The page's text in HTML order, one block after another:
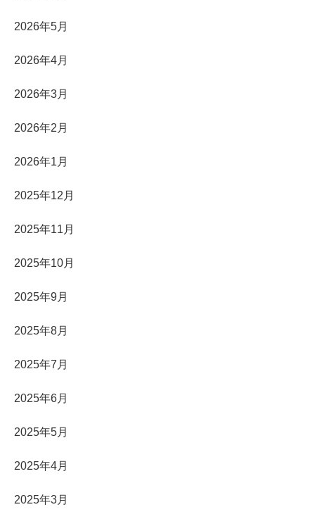
2026年5月
2026年4月
2026年3月
2026年2月
2026年1月
2025年12月
2025年11月
2025年10月
2025年9月
2025年8月
2025年7月
2025年6月
2025年5月
2025年4月
2025年3月